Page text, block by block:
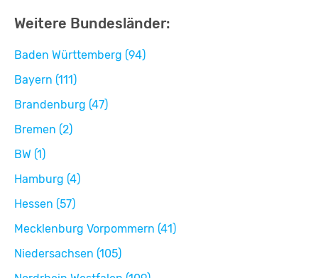
Weitere Bundesländer:
Baden Württemberg (94)
Bayern (111)
Brandenburg (47)
Bremen (2)
BW (1)
Hamburg (4)
Hessen (57)
Mecklenburg Vorpommern (41)
Niedersachsen (105)